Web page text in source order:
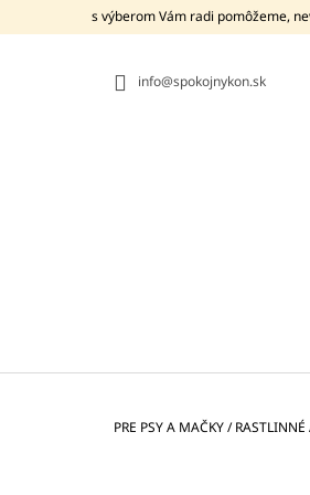
s výberom Vám radi pomôžeme,
info@spokojnykon.sk
Domov
PRE PSY A MAČKY/ RASTLINNÉ
O